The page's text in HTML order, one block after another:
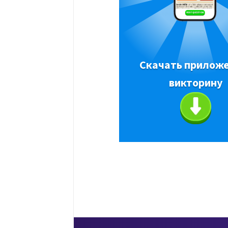
Скачать
викторину